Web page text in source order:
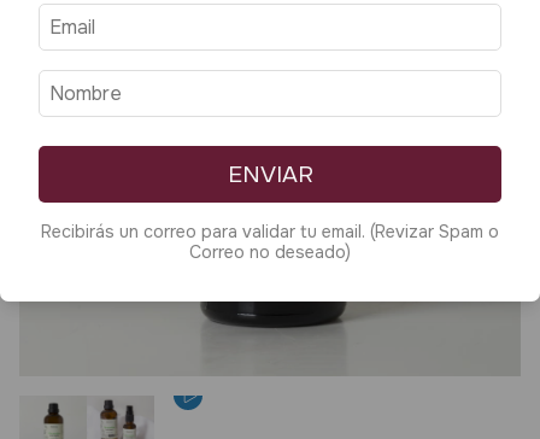
ENVIAR
Recibirás un correo para validar tu email. (Revizar Spam o
Correo no deseado)